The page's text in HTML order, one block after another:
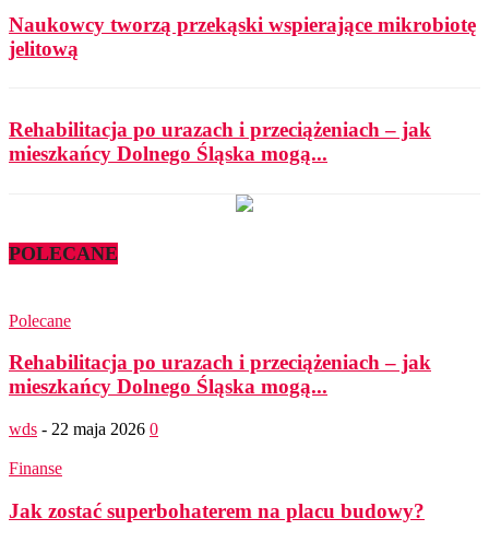
Naukowcy tworzą przekąski wspierające mikrobiotę
jelitową
Rehabilitacja po urazach i przeciążeniach – jak
mieszkańcy Dolnego Śląska mogą...
POLECANE
Polecane
Rehabilitacja po urazach i przeciążeniach – jak
mieszkańcy Dolnego Śląska mogą...
wds - 22 maja 2026 0
Finanse
Jak zostać superbohaterem na placu budowy?